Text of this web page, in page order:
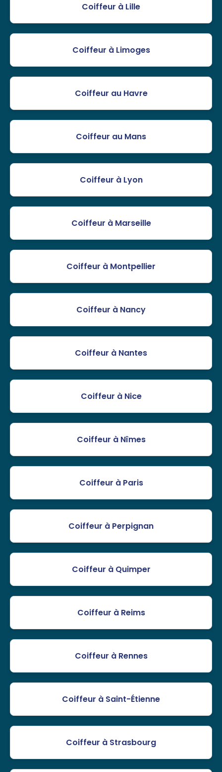
Coiffeur à Lille
Coiffeur à Limoges
Coiffeur au Havre
Coiffeur au Mans
Coiffeur à Lyon
Coiffeur à Marseille
Coiffeur à Montpellier
Coiffeur à Nancy
Coiffeur à Nantes
Coiffeur à Nice
Coiffeur à Nîmes
Coiffeur à Paris
Coiffeur à Perpignan
Coiffeur à Quimper
Coiffeur à Reims
Coiffeur à Rennes
Coiffeur à Saint-Étienne
Coiffeur à Strasbourg